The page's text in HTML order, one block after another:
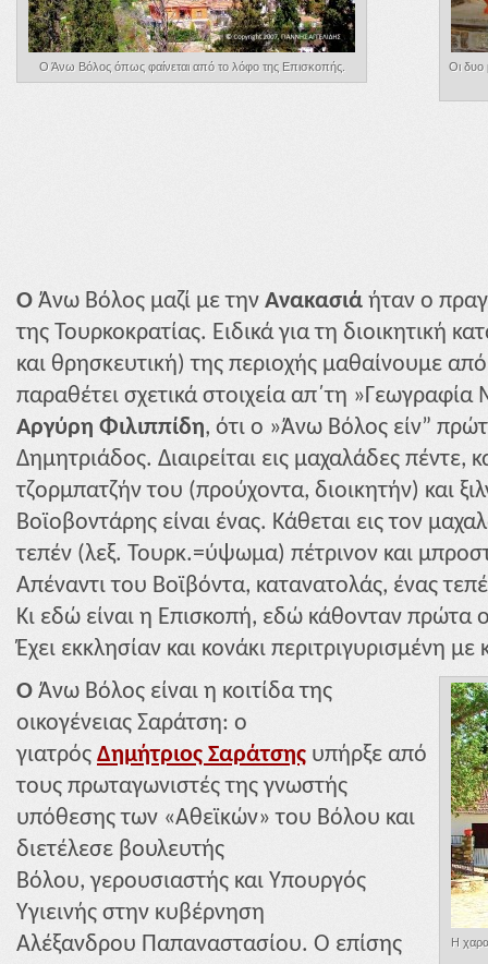
Οι δυο
Ο Άνω Βόλος όπως φαίνεται από το λόφο της Επισκοπής.
Ο Άνω Βόλος μαζί με την Ανακασιά ήταν ο
της Τουρκοκρατίας. Ειδικά για τη διοικητική
και θρησκευτική) της περιοχής μαθαίνουμε
παραθέτει σχετικά στοιχεία απ΄τη »Γεωγραφία
Αργύρη Φιλιππίδη, ότι ο »Άνω Βόλος είν”
Δημητριάδος. Διαιρείται εις μαχαλάδες πέντε,
τζορμπατζήν του (προύχοντα, διοικητήν) και
Βοϊοβοντάρης είναι ένας. Κάθεται εις τον
τεπέν (λεξ. Τουρκ.=ύψωμα) πέτρινον και
Απέναντι του Βοϊβόντα, κατανατολάς, ένας
Κι εδώ είναι η Επισκοπή, εδώ κάθονταν πρώτα
Έχει εκκλησίαν και κονάκι περιτριγυρισμένη με
Η
Ο Άνω Βόλος είναι η κοιτίδα της
οικογένειας Σαράτση: ο
γιατρός Δημήτριος Σαράτσης υπήρξε από
τους πρωταγωνιστές της γνωστής
υπόθεσης των «Αθεϊκών» του Βόλου και
διετέλεσε βουλευτής
Βόλου, γερουσιαστής και Υπουργός
Υγιεινής στην κυβέρνηση
Αλέξανδρου Παπαναστασίου. Ο επίσης